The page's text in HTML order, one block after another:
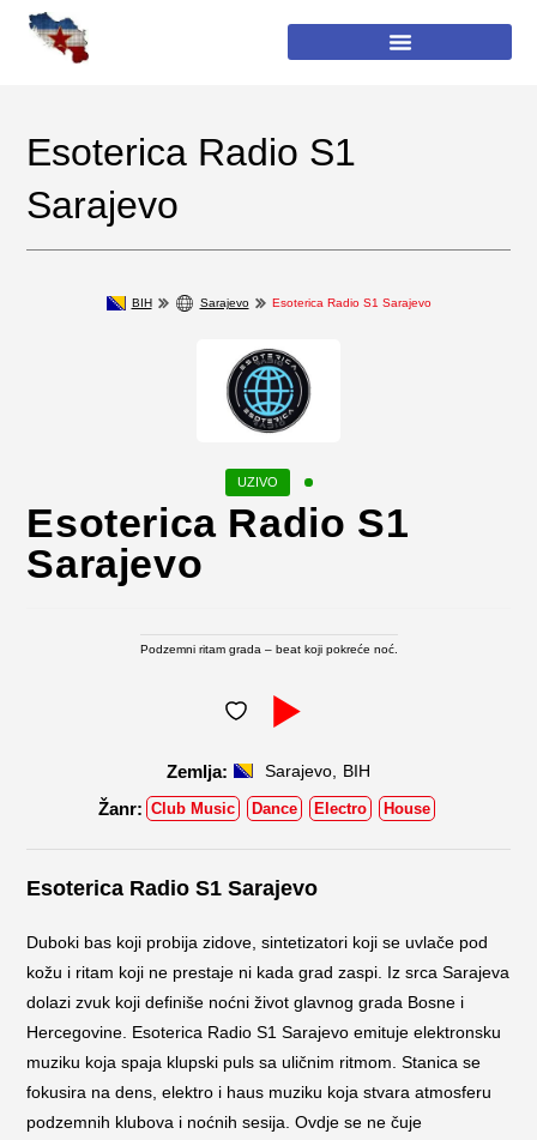
Esoterica Radio S1
Sarajevo
BIH Sarajevo Esoterica Radio S1 Sarajevo
Esoterica Radio S1
Sarajevo
Podzemni ritam grada – beat koji pokreće noć.
Sarajevo BIH
Club Music Dance Electro House
Esoterica Radio S1 Sarajevo
Duboki bas koji probija zidove, sintetizatori koji se uvlače pod
kožu i ritam koji ne prestaje ni kada grad zaspi. Iz srca Sarajeva
dolazi zvuk koji definiše noćni život glavnog grada Bosne i
Hercegovine. Esoterica Radio S1 Sarajevo emituje elektronsku
muziku koja spaja klupski puls sa uličnim ritmom. Stanica se
fokusira na dens, elektro i haus muziku koja stvara atmosferu
podzemnih klubova i noćnih sesija. Ovdje se ne čuje